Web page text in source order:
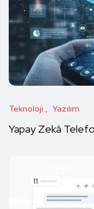
Teknoloji Yazılım
Yapay Zekâ